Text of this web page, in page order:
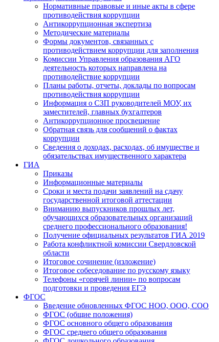
Нормативные правовые и иные акты в сфере
противодействия коррупции
Антикоррупционная экспертиза
Методические материалы
Формы документов, связанных с
противодействием коррупции для заполнения
Комиссии Управления образования АГО
деятельность которых направлена на
противодействие коррупции
Планы работы, отчеты, доклады по вопросам
противодействия коррупции
Информация о СЗП руководителей МОУ, их
заместителей, главных бухгалтеров
Антикоррупционное просвещение
Обратная связь для сообщений о фактах
коррупции
Сведения о доходах, расходах, об имуществе и
обязательствах имущественного характера
ГИА
Приказы
Информационные материалы
Сроки и места подачи заявлений на сдачу
государственной итоговой аттестации
Вниманию выпускников прошлых лет,
обучающихся образовательных организаций
среднего профессионального образования!
Получение официальных результатов ГИА 2019
Работа конфликтной комиссии Свердловской
области
Итоговое сочинение (изложение)
Итоговое собеседование по русскому языку
Телефоны «горячей линии» по вопросам
подготовки и проведения ЕГЭ
ФГОС
Введение обновленных ФГОС НОО, ООО, СОО
ФГОС (общие положения)
ФГОС основного общего образования
ФГОС среднего общего образования